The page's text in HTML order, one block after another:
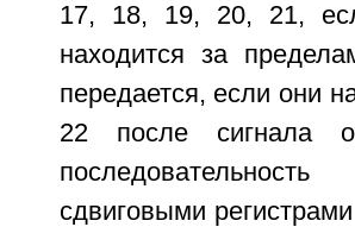
17, 18, 19, 20, 21,
находится за
передается, если они
22 после сигнала
сдвиговыми